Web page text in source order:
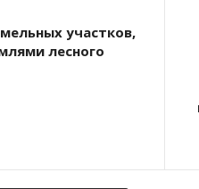
участков,
лесного